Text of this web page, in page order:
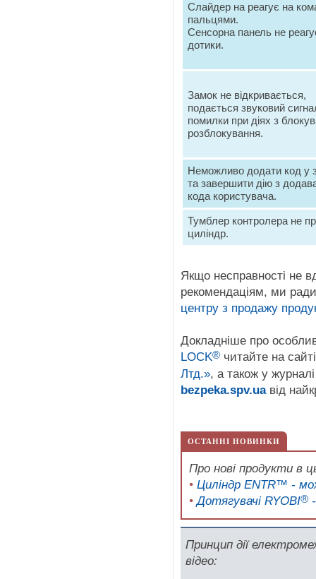
Слайдер на реагує на
пальцями.
Сенсорна панель не
дотики.
Замок не відкривається,
подається звуковий
помилки при діях з
розблокування.
Неможливо додати код у
та завершити дію з
кода користувача.
Тумблер контролера не
циліндр.
Якщо несправності не
рекомендаціям, ми
центру з продажу
Докладніше про
LOCK® читайте на
Лтд.», а також у
bezpeka.spv.uaвід
ОСТАННІ НОВИНКИ
Про нові продукти в
• Циліндр ENTR™ -
• Дотягувачі RYOBI®
Принцип дії
відео: